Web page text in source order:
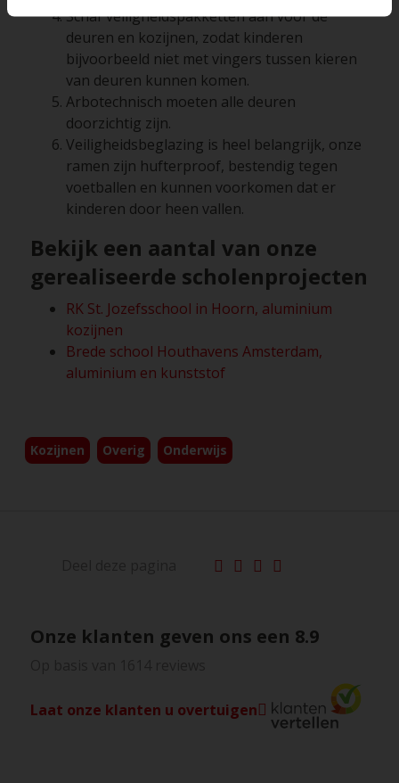
Schaf veiligheidspakketten aan voor de
deuren en kozijnen, zodat kinderen
bijvoorbeeld niet met vingers tussen kieren
van deuren kunnen komen.
Arbotechnisch moeten alle deuren
doorzichtig zijn.
Veiligheidsbeglazing is heel belangrijk, onze
ramen zijn hufterproof, bestendig tegen
voetballen en kunnen voorkomen dat er
kinderen door heen vallen.
Bekijk een aantal van onze
gerealiseerde scholenprojecten
RK St. Jozefsschool in Hoorn, aluminium
kozijnen
Brede school Houthavens Amsterdam,
aluminium en kunststof
Kozijnen Overig Onderwijs
Onze klanten geven ons een 8.9
Laat onze klanten u overtuigen